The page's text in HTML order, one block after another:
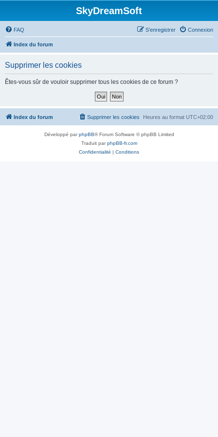
SkyDreamSoft
FAQ Connexion
S’enregistrer
Index du forum
Supprimer les cookies
Êtes-vous sûr de vouloir supprimer tous les cookies de ce forum ?
Index du forum Heures au format UTC+02:00
Supprimer les cookies
Développé parphpBB® Forum Software © phpBB Limited
Traduit parphpBB-fr.com
Confidentialité | Conditions